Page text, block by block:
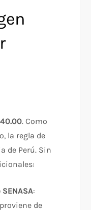
. Como
la regla de
de Perú. Sin
:
de